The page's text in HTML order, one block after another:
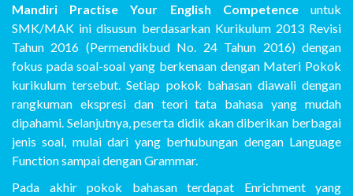
Mandiri Practise Your English Competenceuntuk
SMK/MAK ini disusun berdasarkan Kurikulum 2013 Revisi
Tahun 2016 (Permendikbud No. 24 Tahun 2016) dengan
fokus pada soal-soal yang berkenaan dengan Materi Pokok
kurikulum tersebut. Setiap pokok bahasan diawali dengan
rangkuman ekspresi dan teori tata bahasa yang mudah
dipahami. Selanjutnya, peserta didik akan diberikan berbagai
jenis soal, mulai dari yang berhubungan dengan Language
Function sampai dengan Grammar.
Pada akhir pokok bahasan terdapat Enrichment yang